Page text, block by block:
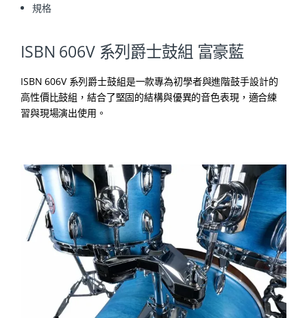
規格
ISBN 606V 系列爵士鼓組 富豪藍
ISBN 606V 系列爵士鼓組是一款專為初學者與進階鼓手設計的
高性價比鼓組，結合了堅固的結構與優異的音色表現，適合練
習與現場演出使用。